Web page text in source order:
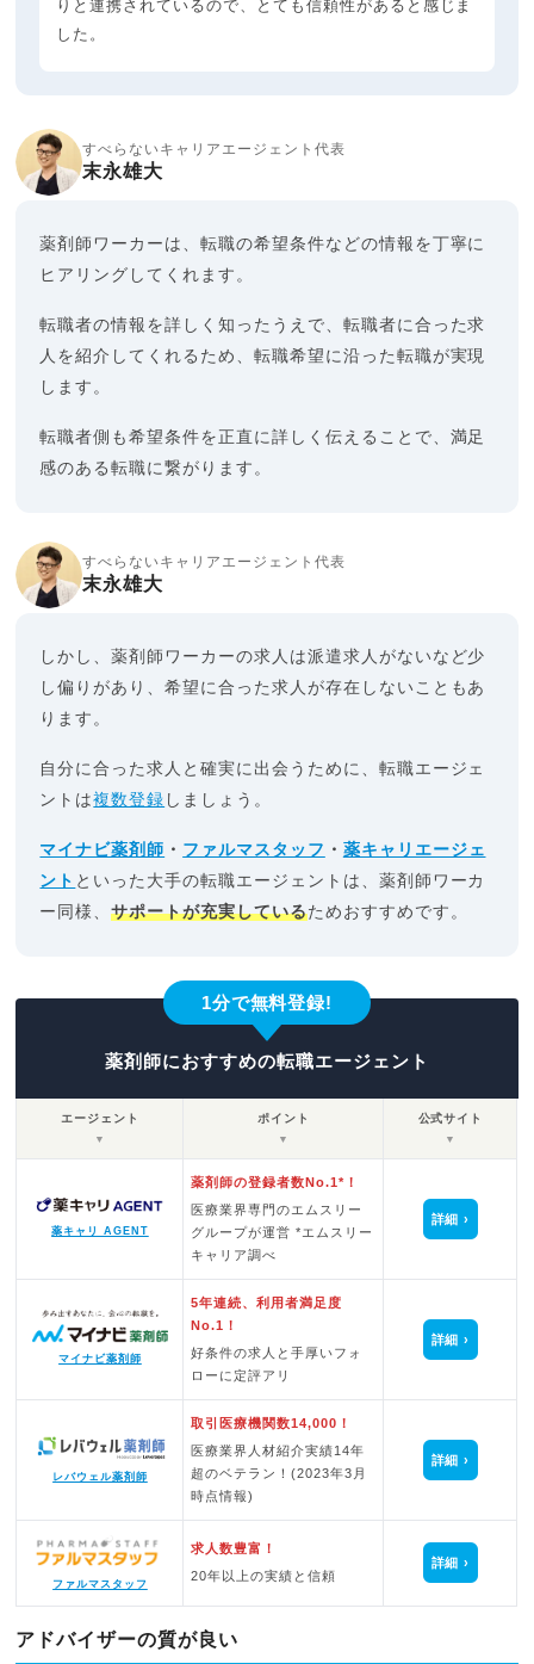
りと連携されているので、とても信頼性があると感じま
した。
すべらないキャリアエージェント代表
末永雄大
薬剤師ワーカーは、転職の希望条件などの情報を丁寧に
ヒアリングしてくれます。
転職者の情報を詳しく知ったうえで、転職者に合った求
人を紹介してくれるため、転職希望に沿った転職が実現
します。
転職者側も希望条件を正直に詳しく伝えることで、満足
感のある転職に繋がります。
すべらないキャリアエージェント代表
末永雄大
しかし、薬剤師ワーカーの求人は派遣求人がないなど少
し偏りがあり、希望に合った求人が存在しないこともあ
ります。
自分に合った求人と確実に出会うために、転職エージェ
ントは複数登録 しましょう。
マイナビ薬剤師 ・ ファルマスタッフ ・ 薬キャリエージェ
ント といった大手の転職エージェントは、薬剤師ワーカ
ー同様、サポートが充実しているためおすすめです。
1分で無料登録!
薬剤師におすすめの転職エージェント
エージェント
▼
ポイント
▼
公式サイト
▼
薬キャリ AGENT
薬剤師の登録者数No.1*！
医療業界専門のエムスリー
グループが運営 *エムスリー
キャリア調べ
詳細
マイナビ薬剤師
5年連続、利用者満足度
No.1！
好条件の求人と手厚いフォ
ローに定評アリ
詳細
レバウェル薬剤師
取引医療機関数14,000！
医療業界人材紹介実績14年
超のベテラン！(2023年3月
時点情報)
詳細
ファルマスタッフ
求人数豊富！
20年以上の実績と信頼
詳細
アドバイザーの質が良い